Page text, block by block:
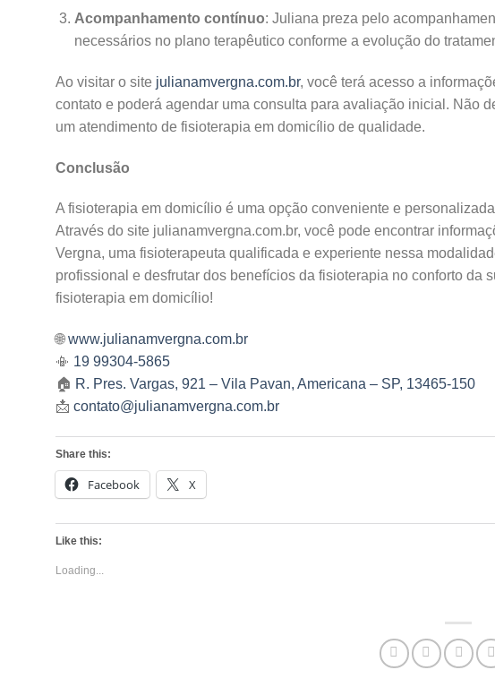
Acompanhamento contínuo: Juliana preza pelo
necessários no plano terapêutico conforme a evolução do
Ao visitar o site julianamvergna.com.br, você terá acesso a
contato e poderá agendar uma consulta para avaliação inicial. Não
um atendimento de fisioterapia em domicílio de qualidade.
Conclusão
A fisioterapia em domicílio é uma opção conveniente e
Através do site julianamvergna.com.br, você pode encontrar
Vergna, uma fisioterapeuta qualificada e experiente nessa
profissional e desfrutar dos benefícios da fisioterapia no conforto da
fisioterapia em domicílio!
🌐www.julianamvergna.com.br
📳 19 99304-5865
🏠 R. Pres. Vargas, 921 – Vila Pavan, Americana – SP, 13465-150
📩 contato@julianamvergna.com.br
Share this:
Facebook X
Like this:
Loading...